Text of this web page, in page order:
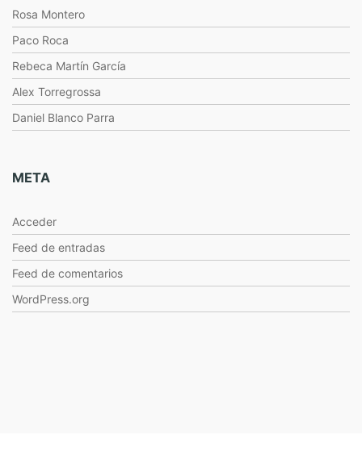
Rosa Montero
Paco Roca
Rebeca Martín García
Alex Torregrossa
Daniel Blanco Parra
META
Acceder
Feed de entradas
Feed de comentarios
WordPress.org